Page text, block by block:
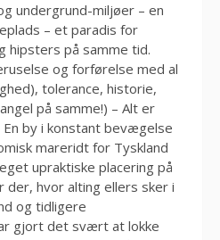
undergrund-miljøer – en
– et paradis for
hipsters på samme tid.
og forførelse med al
tolerance, historie,
på samme!) – Alt er
En by i konstant bevægelse
mareridt for Tyskland
upraktiske placering på
der, hvor alting ellers sker i
og tidligere
gjort det svært at lokke